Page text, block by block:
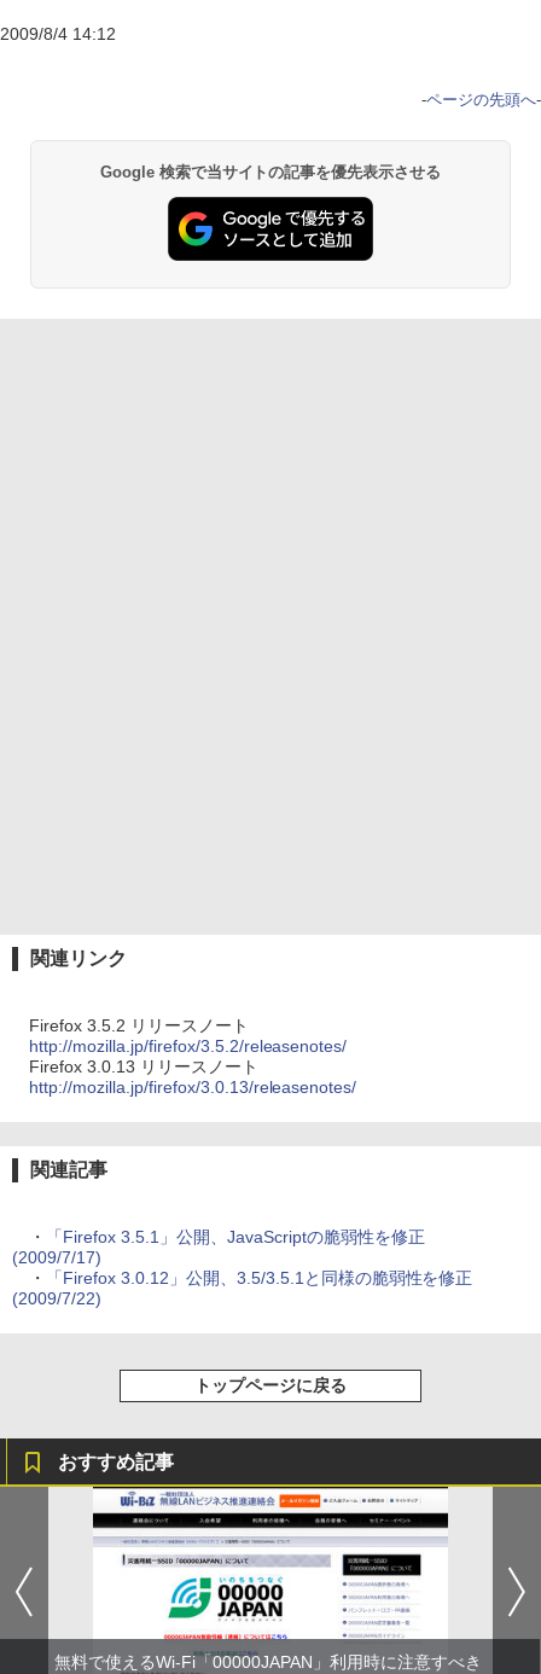
2009/8/4 14:12
-ページの先頭へ-
Google 検索で当サイトの記事を優先表示させる
関連リンク
Firefox 3.5.2 リリースノート
http://mozilla.jp/firefox/3.5.2/releasenotes/
Firefox 3.0.13 リリースノート
http://mozilla.jp/firefox/3.0.13/releasenotes/
関連記事
・
「Firefox 3.5.1」公開、JavaScriptの脆弱性を修正
(2009/7/17)
・
「Firefox 3.0.12」公開、3.5/3.5.1と同様の脆弱性を修正
(2009/7/22)
トップページに戻る
おすすめ記事
無料で使えるWi-Fi「00000JAPAN」利用時に注意すべき